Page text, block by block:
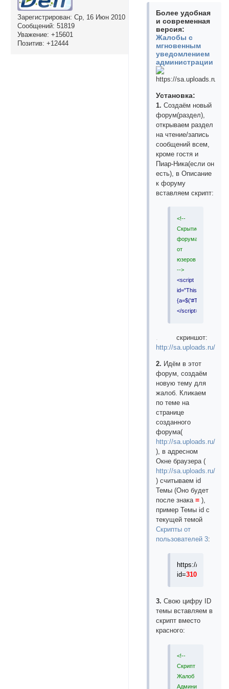
Зарегистрирован: Ср, 16 Июн 2010
Сообщений: 51819
Уважение: +15601
Позитив: +12444
Более удобная
и современная
версия:
Жалобы с
мгновенным
уведомлением
администрации
Установка:
1. Создаём новый
форум(раздел),
открываем раздел
на чтение/запись
сообщений всем,
кроме гостя и
Пиар-Ника(если он
есть), в Описание
к форуму
вставляем скрипт:
<!--
Скрытие
форума
от
юзеров
-->
<script
</script>
. скриншот:
http://sa.uploads.ru/
2. Идём в этот
форум, создаём
новую тему для
жалоб. Кликаем
по теме на
странице
созданного
форума(
http://sa.uploads.ru/
), в адресном
Окне браузера (
http://sa.uploads.ru/
) считываем id
Темы (Оно будет
после знака= ),
пример Темы id с
текущей темой
Скрипты от
пользователей 3:
https://
id=31044
3. Свою цифру ID
темы вставляем в
скрипт вместо
красного:
<!--
Скрипт
Жалоб
Администратору